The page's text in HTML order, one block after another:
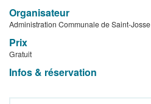
Organisateur
Administration Communale de Saint-Josse
Prix
Gratuit
Infos & réservation